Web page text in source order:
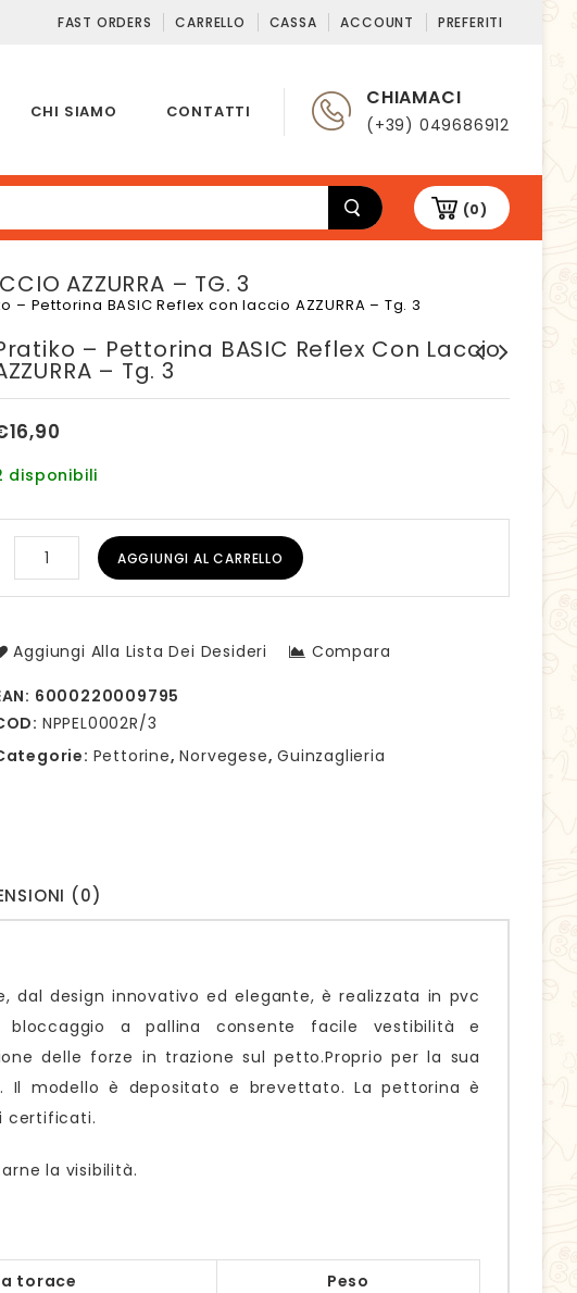
FAST ORDERS CARRELLO CASSA ACCOUNT PREFERITI
CHIAMACI
(+39) 049686912
CHI SIAMO CONTATTI
(0)
AZZURRA – TG. 3
– Pettorina BASIC Reflex con laccio AZZURRA – Tg. 3
– Pettorina BASIC Reflex Con Laccio
– Tg. 3
16,90
disponibili
AGGIUNGI AL CARRELLO
Aggiungi Alla Lista Dei Desideri Compara
6000220009795
NPPEL0002R/3
Pettorine,Norvegese,Guinzaglieria
(0)
dal design innovativo ed elegante, è realizzata in pvc
a pallina consente facile vestibilità e
delle forze in trazione sul petto.Proprio per la sua
Il modello è depositato e brevettato. La pettorina è
certificati.
la visibilità.
torace Peso